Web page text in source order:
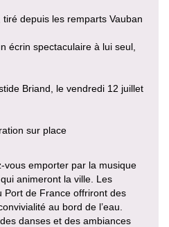
tiré depuis les remparts Vauban
écrin spectaculaire à lui seul,
Briand, le vendredi 12 juillet
sur place
vous emporter par la musique
animeront la ville. Les
Port de France offriront des
au bord de l’eau.
danses et des ambiances